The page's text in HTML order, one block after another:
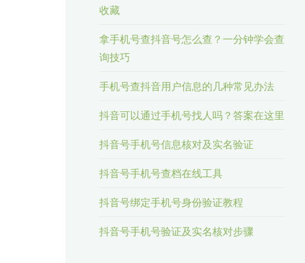
收藏
拿手机号查抖音号怎么查？一分钟学会查
询技巧
手机号查抖音用户信息的几种常见办法
抖音可以通过手机号找人吗？答案在这里
抖音号手机号信息核对及实名验证
抖音号手机号查档在线工具
抖音号绑定手机号身份验证教程
抖音号手机号验证及实名核对步骤